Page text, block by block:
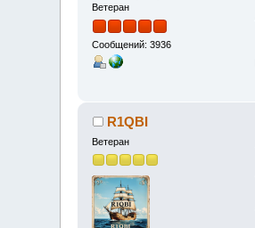
Ветеран
Сообщений: 3936
R1QBI
Ветеран